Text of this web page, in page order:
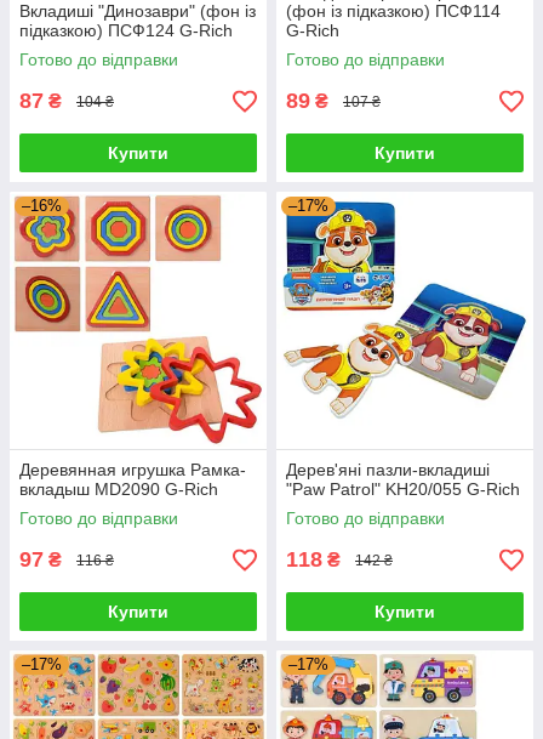
Вкладиші "Динозаври" (фон із
підказкою) ПСФ124 G-Rich
Готово до відправки
87 ₴ 104 ₴
Купити
(фон із підказкою) ПСФ114
G-Rich
Готово до відправки
89 ₴ 107 ₴
Купити
–16%
Деревянная игрушка Рамка-
вкладыш MD2090 G-Rich
Готово до відправки
97 ₴ 116 ₴
Купити
–17%
Дерев'яні пазли-вкладиші
"Paw Patrol" KH20/055 G-Rich
Готово до відправки
118 ₴ 142 ₴
Купити
–17% –17%